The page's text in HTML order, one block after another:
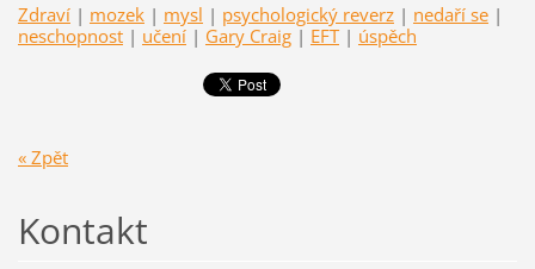
Zdraví | mozek | mysl | psychologický reverz | nedaří se |
neschopnost | učení | Gary Craig | EFT | úspěch
« Zpět
Kontakt